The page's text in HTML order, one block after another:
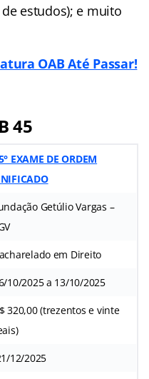
estudos); e muito
OAB Até Passar!
45
EXAME DE ORDEM
Getúlio Vargas –
em Direito
10/2025 a 13/10/2025
320,00 (trezentos e vinte
12/2025